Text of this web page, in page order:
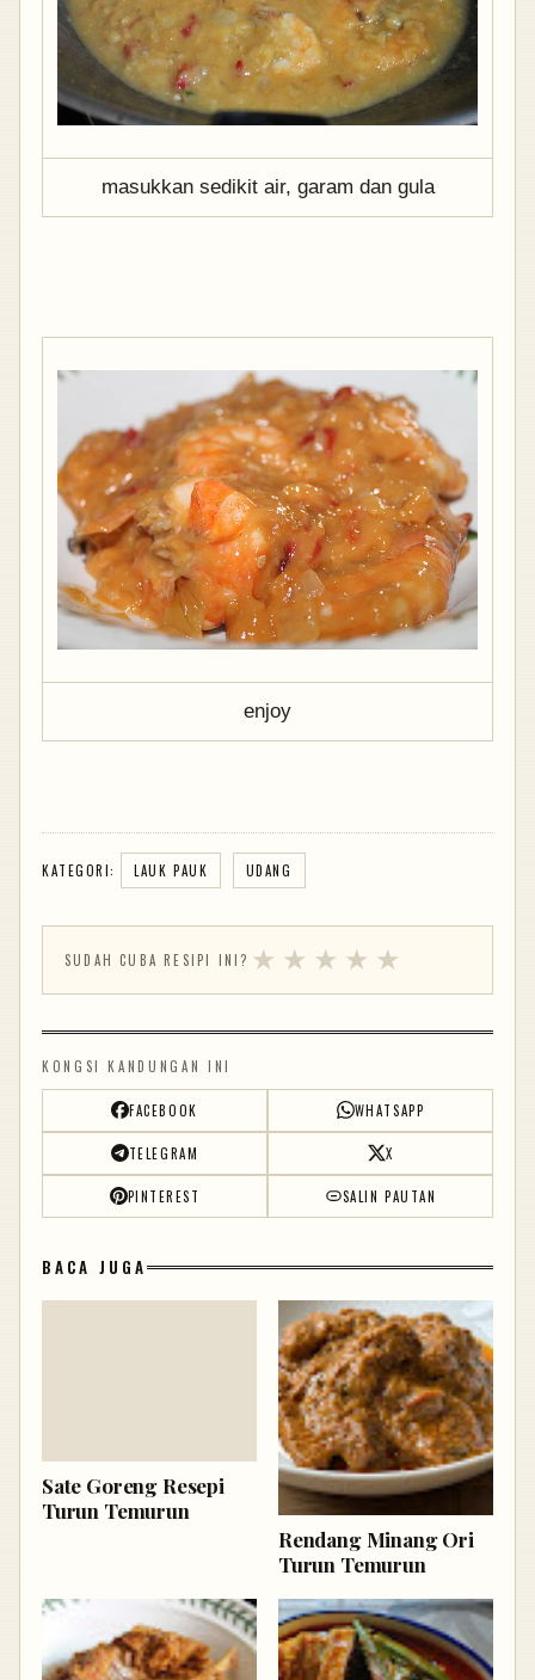
masukkan sedikit air, garam dan gula
enjoy
KATEGORI: LAUK PAUK UDANG
SUDAH CUBA RESIPI INI? ★ ★ ★ ★ ★
KONGSI KANDUNGAN INI
FACEBOOK WHATSAPP
TELEGRAM X
PINTEREST SALIN PAUTAN
BACA JUGA
Sate Goreng Resepi
Turun Temurun
Rendang Minang Ori
Turun Temurun